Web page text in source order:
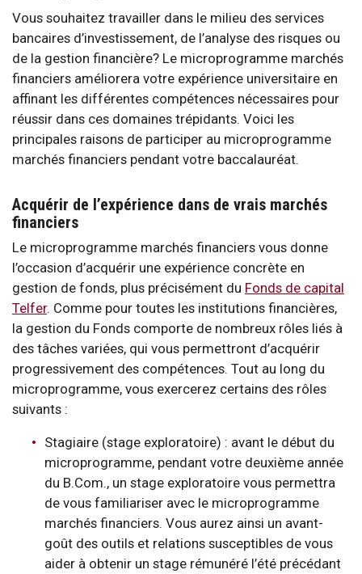
Vous souhaitez travailler dans le milieu des services
bancaires d’investissement, de l’analyse des risques ou
de la gestion financière? Le microprogramme marchés
financiers améliorera votre expérience universitaire en
affinant les différentes compétences nécessaires pour
réussir dans ces domaines trépidants. Voici les
principales raisons de participer au microprogramme
marchés financiers pendant votre baccalauréat.
Acquérir de l’expérience dans de vrais marchés
financiers
Le microprogramme marchés financiers vous donne
l’occasion d’acquérir une expérience concrète en
gestion de fonds, plus précisément du Fonds de capital
Telfer. Comme pour toutes les institutions financières,
la gestion du Fonds comporte de nombreux rôles liés à
des tâches variées, qui vous permettront d’acquérir
progressivement des compétences. Tout au long du
microprogramme, vous exercerez certains des rôles
suivants :
Stagiaire (stage exploratoire) : avant le début du
microprogramme, pendant votre deuxième année
du B.Com., un stage exploratoire vous permettra
de vous familiariser avec le microprogramme
marchés financiers. Vous aurez ainsi un avant-
goût des outils et relations susceptibles de vous
aider à obtenir un stage rémunéré l’été précédant